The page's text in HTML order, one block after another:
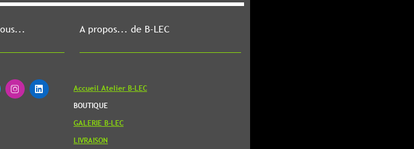
 
A propos... de B-LEC
Accueil Atelier B-LEC
BOUTIQUE
GALERIE B-LEC
LIVRAISON